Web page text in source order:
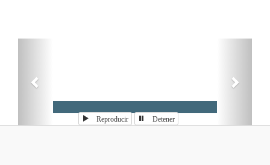
Reproducir Detener